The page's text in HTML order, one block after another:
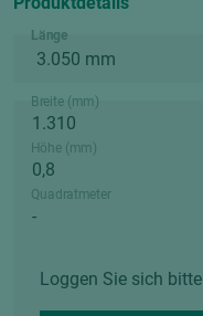
Länge
Breite (mm)
Höhe (mm)
Quadratmeter
Loggen Sie sich